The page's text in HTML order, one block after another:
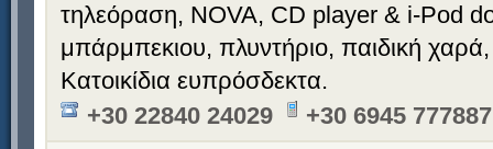
τηλεόραση, NOVA, CD player & i-Pod
μπάρμπεκιου, πλυντήριο, παιδική
Κατοικίδια ευπρόσδεκτα.
+30 22840 24029
+30 6945 777887